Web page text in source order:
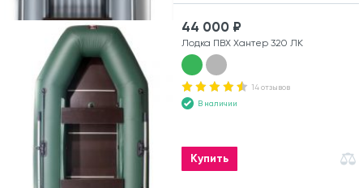
44 000 ₽
Лодка ПВХ Хантер 320 ЛК
14 отзывов
В наличии
Купить